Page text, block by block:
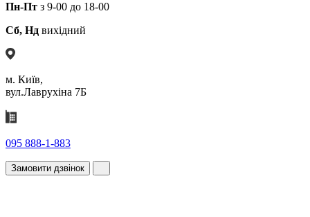
Пн-Пт з 9-00 до 18-00
Сб, Нд вихідний
м. Київ,
вул.Лаврухіна 7Б
095 888-1-883
Замовити дзвінок